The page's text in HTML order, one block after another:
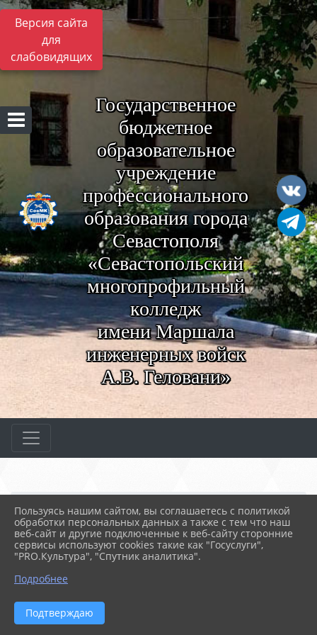
Версия сайта
для
слабовидящих
Государственное
бюджетное
образовательное
учреждение
профессионального
образования города
Севастополя
«Севастопольский
многопрофильный
колледж
имени Маршала
инженерных войск
А.В. Геловани»
Главная МЕРОПРИЯТИЯ
Новости
Детство под защитой
22.11.2024 08:35
Пользуясь нашим сайтом, вы соглашаетесь с политикой
обработки персональных данных а также с тем что наш
веб-сайт и другие подключенные к веб-сайту сторонние
сервисы используют cookies такие как "Госуслуги",
"PRO.Культура", "Спутник аналитика".
Подробнее
Подтверждаю